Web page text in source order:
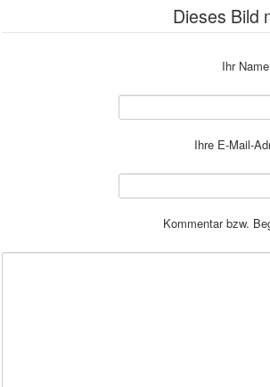
Dieses Bild
Ihr
Ihre E-Mail-
Kommentar bzw.